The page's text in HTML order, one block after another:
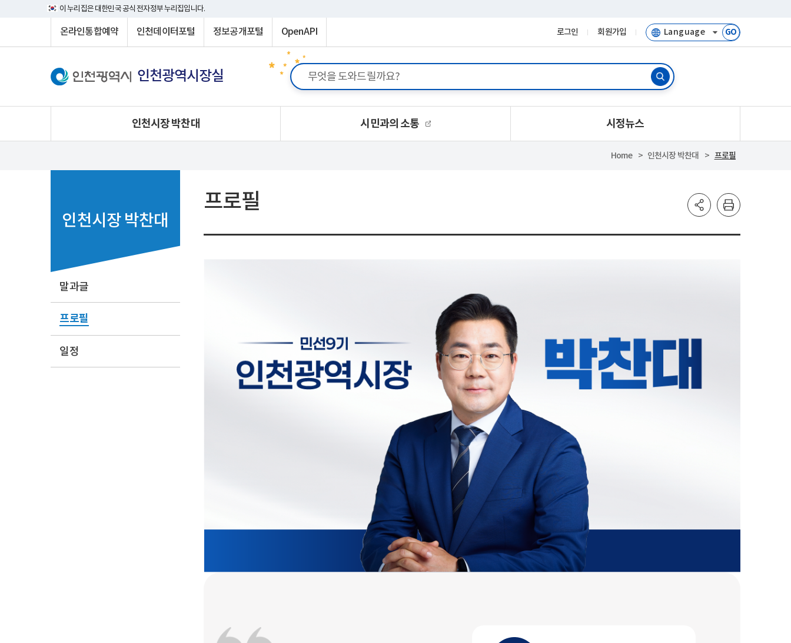
이 누리집은 대한민국 공식 전자정부 누리집입니다.
온라인통합예약 인천데이터포털 정보공개포털 OpenAPI 로그인 회원가입 GO
인천광역시장실
인천시장 박찬대 시민과의 소통 시정뉴스
Home 인천시장 박찬대 프로필
인천시장 박찬대
말과글
프로필
일정
프로필